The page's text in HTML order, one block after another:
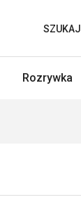
SZUKAJ
Rozrywka